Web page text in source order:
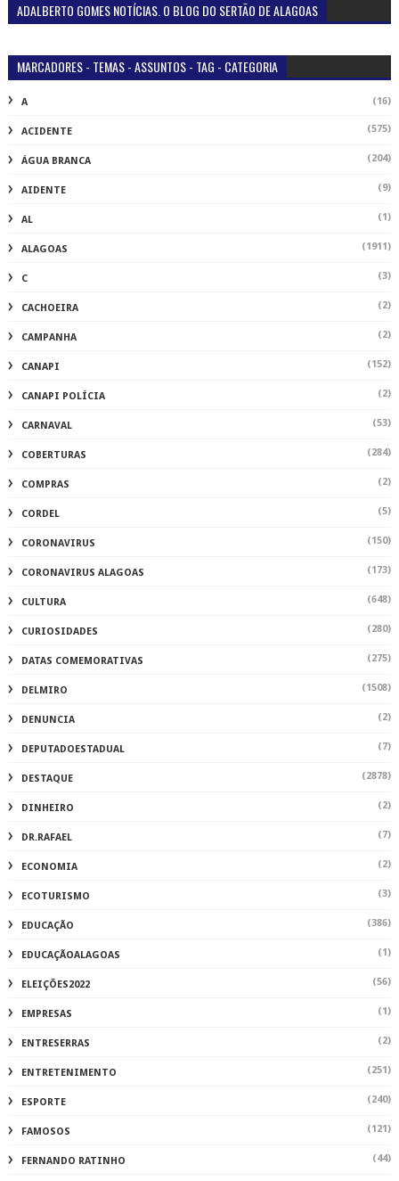
ADALBERTO GOMES NOTÍCIAS. O BLOG DO SERTÃO DE ALAGOAS
MARCADORES - TEMAS - ASSUNTOS - TAG - CATEGORIA
A (16)
ACIDENTE (575)
ÁGUA BRANCA (204)
AIDENTE (9)
AL (1)
ALAGOAS (1911)
C (3)
CACHOEIRA (2)
CAMPANHA (2)
CANAPI (152)
CANAPI POLÍCIA (2)
CARNAVAL (53)
COBERTURAS (284)
COMPRAS (2)
CORDEL (5)
CORONAVIRUS (150)
CORONAVIRUS ALAGOAS (173)
CULTURA (648)
CURIOSIDADES (280)
DATAS COMEMORATIVAS (275)
DELMIRO (1508)
DENUNCIA (2)
DEPUTADOESTADUAL (7)
DESTAQUE (2878)
DINHEIRO (2)
DR.RAFAEL (7)
ECONOMIA (2)
ECOTURISMO (3)
EDUCAÇÃO (386)
EDUCAÇÃOALAGOAS (1)
ELEIÇÕES2022 (56)
EMPRESAS (1)
ENTRESERRAS (2)
ENTRETENIMENTO (251)
ESPORTE (240)
FAMOSOS (121)
FERNANDO RATINHO (44)